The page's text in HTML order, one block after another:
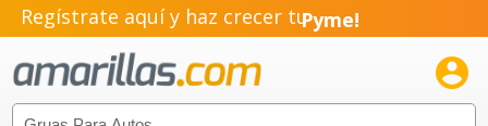
Regístrate aquí y haz crecer tuPyme!
Emprendimiento!
